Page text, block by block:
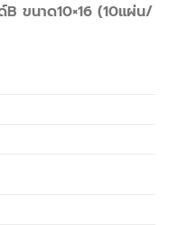
B ขนาด10×16 (10แผ่น/